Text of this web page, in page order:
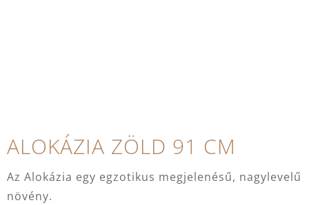
ALOKÁZIA ZÖLD 91 CM
Az Alokázia egy egzotikus megjelenésű, nagylevelű
növény.